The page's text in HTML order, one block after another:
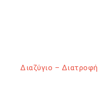
Διαζύγιο – Διατροφή